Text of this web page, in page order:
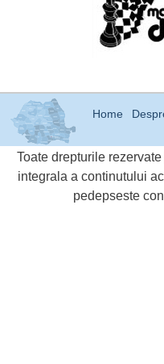
Home
Toate drepturile
integrala a continutului
pedepseste